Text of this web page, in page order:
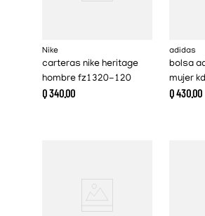
Nike
carteras nike heritage
hombre fz1320-120
Q340.00
adidas
bolsa
mujer
Q430.00